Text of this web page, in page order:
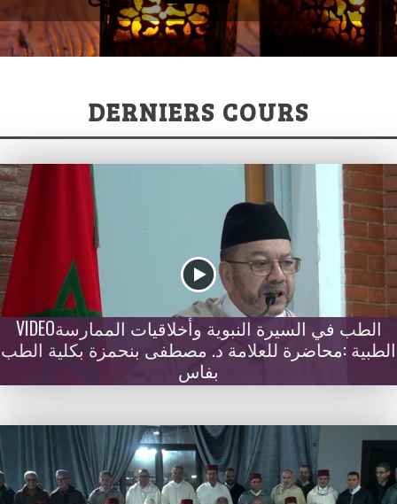
DERNIERS COURS
VIDEOالطب في السيرة النبوية وأخلاقيات الممارسة
الطبية :محاضرة للعلامة د. مصطفى بنحمزة بكلية الطب
بفاس